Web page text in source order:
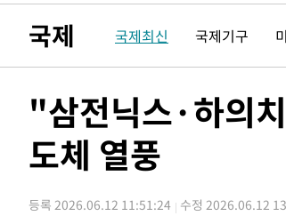
3시간 전 >
튀르키예 외무장관, "메카 3국 방위협
4시간 전 >이군이 불법 군시설 건설한 레바논 남
-29815초 전 >이강인 ATM 입단식에 '상암벌
-28811초 전 >태풍 돌핀, 중 저장성 타이저우시
-26157초 전 > AT마드리드 데뷔 앞둔 이강인, 맨
44.40%
-24121초 전 >與 강원·TK 당원투표 합산 김민
국제 국제최신 국제기구
"삼전닉스·하의
도체 열풍
등록 2026.06.12 11:51:24 수정 2026.06.12